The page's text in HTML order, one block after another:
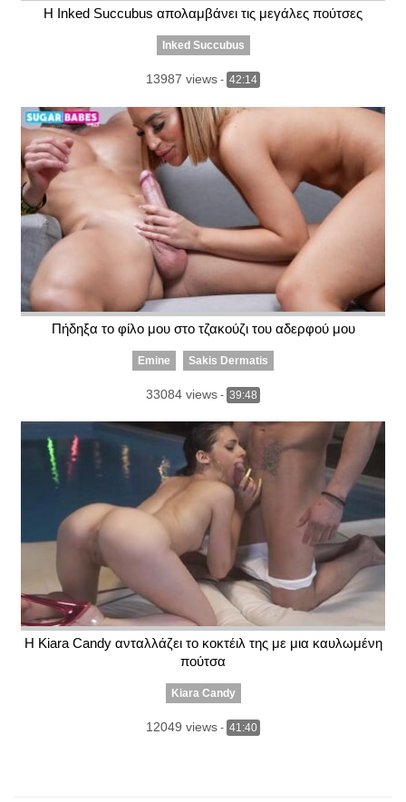
Η Inked Succubus απολαμβάνει τις μεγάλες πούτσες
Inked Succubus
13987 views - 42:14
Πήδηξα το φίλο μου στο τζακούζι του αδερφού μου
Emine Sakis Dermatis
33084 views - 39:48
Η Kiara Candy ανταλλάζει το κοκτέιλ της με μια καυλωμένη
πούτσα
Kiara Candy
12049 views - 41:40